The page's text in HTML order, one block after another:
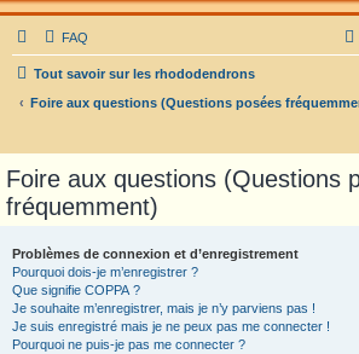
FAQ
Tout savoir sur les rhododendrons
Foire aux questions (Questions posées
Foire aux questions (Questions
fréquemment)
Problèmes de connexion et d’enregistrement
Pourquoi dois-je m’enregistrer ?
Que signifie COPPA ?
Je souhaite m’enregistrer, mais je n’y parviens pas !
Je suis enregistré mais je ne peux pas me connecter !
Pourquoi ne puis-je pas me connecter ?